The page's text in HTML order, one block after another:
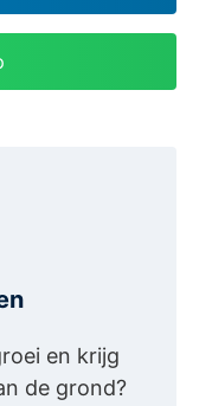
en krijg
de grond?